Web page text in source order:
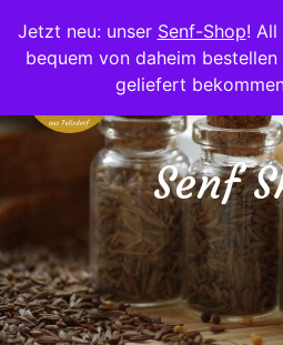
Jetzt neu: unser Senf-Shop! All
bequem von daheim
geliefert
Senf